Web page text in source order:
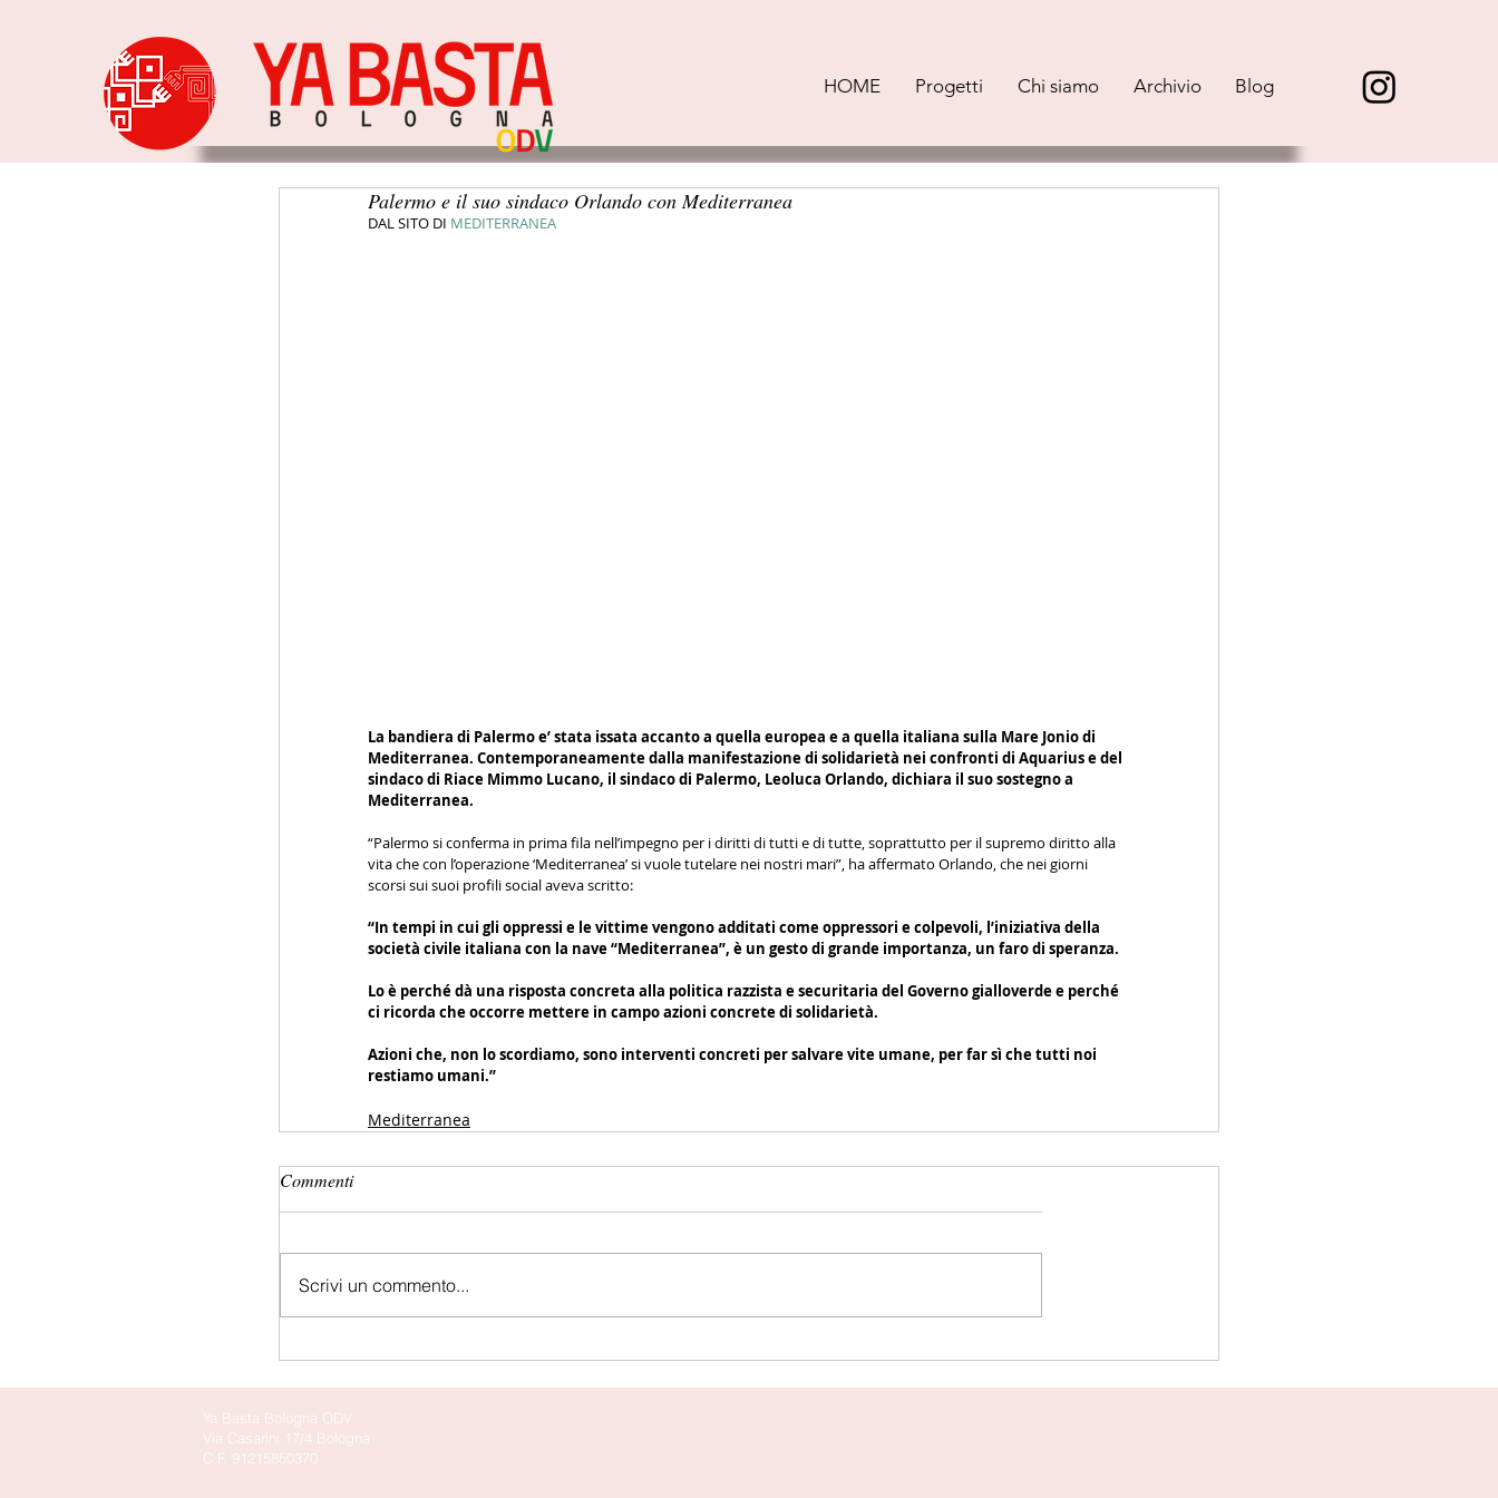
HOME Progetti Chi siamo Archivio Blog
Palermo e il suo sindaco Orlando con Mediterranea
DAL SITO DI MEDITERRANEA
La bandiera di Palermo e’ stata issata accanto a quella europea e a quella italiana sulla Mare Jonio di
Mediterranea. Contemporaneamente dalla manifestazione di solidarietà nei confronti di Aquarius e del
sindaco di Riace Mimmo Lucano, il sindaco di Palermo, Leoluca Orlando, dichiara il suo sostegno a
Mediterranea.
“Palermo si conferma in prima fila nell’impegno per i diritti di tutti e di tutte, soprattutto per il supremo diritto alla
vita che con l’operazione ‘Mediterranea’ si vuole tutelare nei nostri mari”, ha affermato Orlando, che nei giorni
scorsi sui suoi profili social aveva scritto:
“In tempi in cui gli oppressi e le vittime vengono additati come oppressori e colpevoli, l’iniziativa della
società civile italiana con la nave “Mediterranea”, è un gesto di grande importanza, un faro di speranza.
Lo è perché dà una risposta concreta alla politica razzista e securitaria del Governo gialloverde e perché
ci ricorda che occorre mettere in campo azioni concrete di solidarietà.
Azioni che, non lo scordiamo, sono interventi concreti per salvare vite umane, per far sì che tutti noi
restiamo umani.”
Mediterranea
Commenti
Scrivi un commento...
Ya Basta Bologna ODV
Via Casarini 17/4 Bologna
C.F. 91215850370